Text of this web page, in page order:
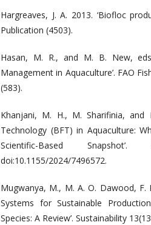
Hargreaves, J. A. 2013. ‘Biofloc
Publication (4503).
Hasan, M. R., and M. B. New,
Management in Aquaculture’. FAO
(583).
Khanjani, M. H., M. Sharifinia, and
Technology (BFT) in Aquaculture:
Scientific-Based
doi:10.1155/2024/7496572.
Mugwanya, M., M. A. O. Dawood, F.
Systems for Sustainable
Species: A Review’. Sustainability